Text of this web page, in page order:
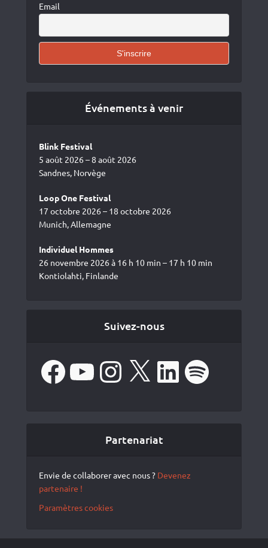
Email
Événements à venir
Blink Festival
5 août 2026 – 8 août 2026
Sandnes, Norvège
Loop One Festival
17 octobre 2026 – 18 octobre 2026
Munich, Allemagne
Individuel Hommes
26 novembre 2026 à 16 h 10 min – 17 h 10 min
Kontiolahti, Finlande
Suivez-nous
FacebookYouTube Instagram LinkedIn Spotify
Partenariat
Envie de collaborer avec nous ? Devenez
partenaire !
Paramètres cookies